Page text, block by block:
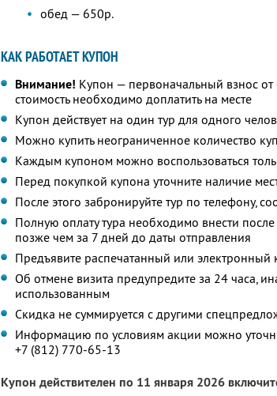
обед — 650р.
КАК РАБОТАЕТ КУПОН
Внимание! Купон — первоначальный взнос
стоимость необходимо доплатить на месте
Купон действует на один тур для одного
Можно купить неограниченное количество
Каждым купоном можно воспользоваться
Перед покупкой купона уточните наличие
После этого забронируйте тур по телефону,
Полную оплату тура необходимо внести
позже чем за 7 дней до даты отправления
Предъявите распечатанный или электронный
Об отмене визита предупредите за 24 часа,
использованным
Скидка не суммируется с другими
Информацию по условиям акции можно
+7 (812) 770-65-13
Купон действителен по 11 января 2026